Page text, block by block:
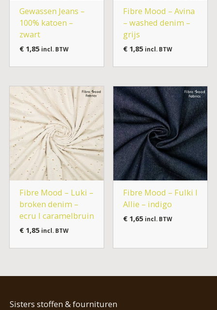
Gewassen Jeans –
100% katoen –
zwart
€1,85 incl. BTW
Fibre Mood – Avina
– washed denim –
grijs
€1,85 incl. BTW
Fibre Mood – Luki –
broken denim –
ecru I caramelbruin
€1,85 incl. BTW
Fibre Mood – Fulki I
Allie – indigo
€1,65 incl. BTW
Sisters stoffen & fournituren